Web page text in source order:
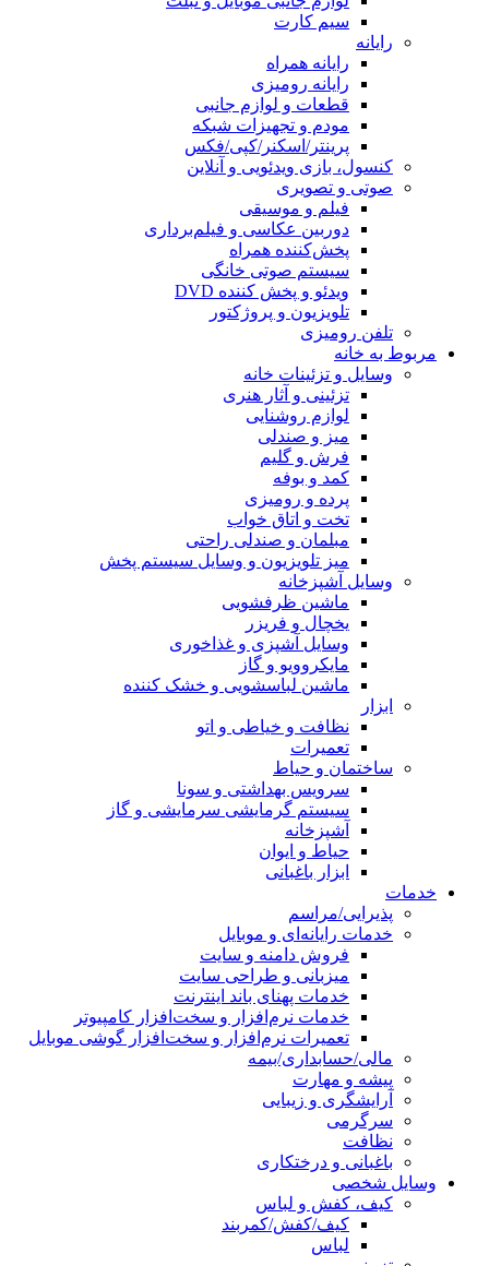
سیم کارت
رایانه
رایانه همراه
رایانه رومیزی
قطعات و لوازم جانبی
مودم و تجهیزات شبکه
پرینتر/اسکنر/کپی/فکس
کنسول، بازی‌ ویدئویی و آنلاین
صوتی و تصویری
فیلم و موسیقی
دوربین عکاسی و فیلم‌برداری
پخش‌کننده همراه
سیستم صوتی خانگی
ویدئو و پخش کننده DVD
تلویزیون و پروژکتور
تلفن رومیزی
مربوط به خانه
وسایل و تزئینات خانه
تزئینی و آثار هنری
لوازم روشنایی
میز و صندلی
فرش و گلیم
کمد و بوفه
پرده و رومیزی
تخت و اتاق خواب
مبلمان و صندلی راحتی
میز تلویزیون و وسایل سیستم پخش
وسایل آشپزخانه
ماشین ظرفشویی
یخچال و فریزر
وسایل آشپزی و غذاخوری
مایکروویو و گاز
ماشین لباسشویی و خشک کننده
ابزار
نظافت و خیاطی و اتو
تعمیرات
ساختمان و حیاط
سرویس بهداشتی و سونا
سیستم گرمایشی سرمایشی و گاز
آشپزخانه
حیاط و ایوان
ابزار باغبانی
خدمات
پذیرایی/مراسم
خدمات رایانه‌ای و موبایل
فروش دامنه و سایت
میزبانی و طراحی سایت
خدمات پهنای باند اینترنت
خدمات نرم‌افزار و سخت‌افزار کامپیوتر
تعمیرات نرم‌افزار و سخت‌افزار گوشی موبایل
مالی/حسابداری/بیمه
پیشه و مهارت
آرایشگری و زیبایی
سرگرمی
نظافت
باغبانی و درختکاری
وسایل شخصی
کیف، کفش و لباس
کیف/کفش/کمربند
لباس